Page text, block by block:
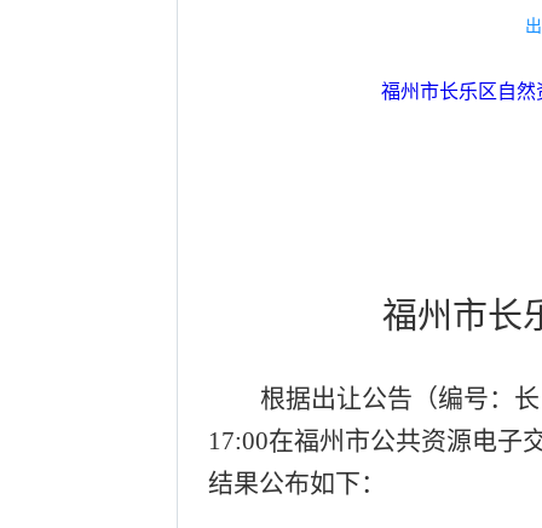
福州市长乐区自
福州市长
根据出让公告（编号：
17:00在福州市公共资源电子
结果公布如下：